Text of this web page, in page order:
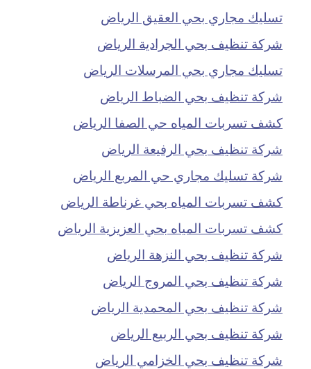
تسليك مجاري بحي العقيق الرياض
شركة تنظيف بحي الجرادية الرياض
تسليك مجاري بحي المرسلات الرياض
شركة تنظيف بحي الضباط الرياض
كشف تسربات المياه حي الصفا الرياض
شركة تنظيف بحي الرفيعة الرياض
شركة تسليك مجاري حي المربع الرياض
كشف تسربات المياه بحي غرناطة الرياض
كشف تسربات المياه بحي العزيزية الرياض
شركة تنظيف بحي النزهة الرياض
شركة تنظيف بحي المروج الرياض
شركة تنظيف بحي المحمدية الرياض
شركة تنظيف بحي الربيع الرياض
شركة تنظيف بحي الخزامي الرياض